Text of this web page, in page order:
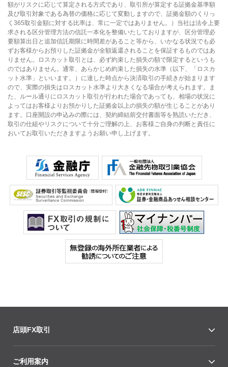
額がリスクに応じて算定される方式であり、取引所が算定する証拠金基準額
及び取引対象である為替の価格に応じて変動しますので、証拠金額のくりっ
く365取引金額に対する比率は、常に一定ではありません。）当社は法令上要
求される区分管理方法の信託一本化を整備いたしておりますが、区分管理必
要額算出日と追加信託期限に時間差があること等から、いかなる状況でも必
ずお客様からお預りした証拠金が全額返還されることを保証するものではあ
りません。ロスカット取引とは、必ず約束した損失の額で限定するというも
のではありません。通常、あらかじめ約束した損失の水準（以下、「ロスカ
ット水準」といいます。）に達した時点から決済取引の手続きが始まります
ので、実際の損失はロスカット水準より大きくなる場合が考えられます。ま
た、ルール通りにロスカット取引が行われた場合であっても、相場の状況に
よってはお客様よりお預かりした証拠金以上の損失の額が生じることがあり
ます。口座開設の申込みの際には、契約締結前交付書面等を熟読いただき、
取引の仕組やリスクについて十分ご理解の上、お客様ご自身の判断と責任に
おいてお取引いただきますようお願い申し上げます。
店頭FX取引
ご利用案内